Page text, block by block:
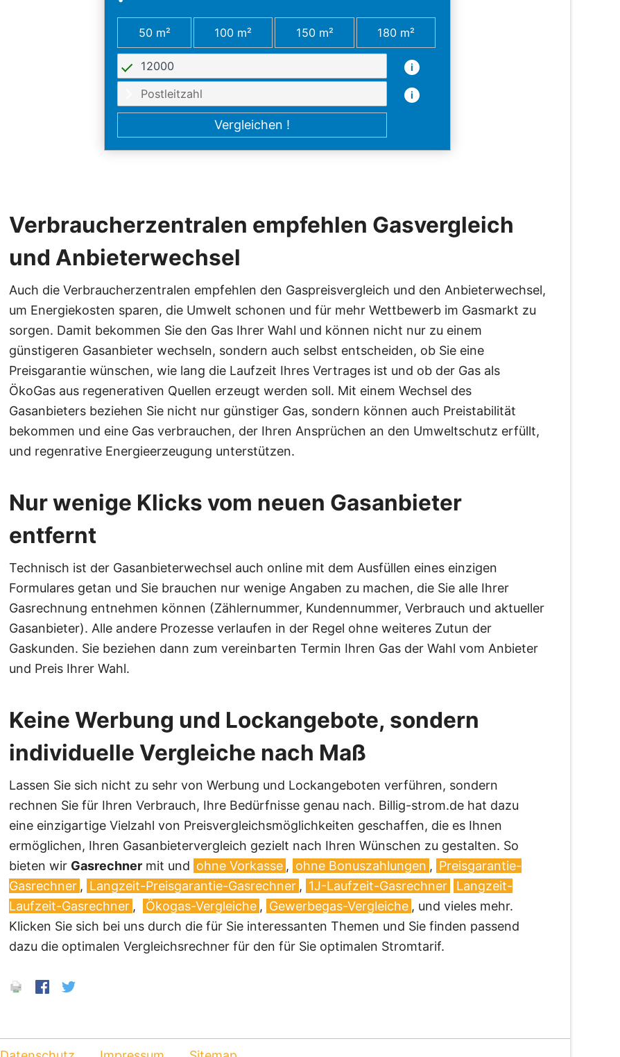
50 m² 100 m² 150 m² 180 m²
i
i
Verbraucherzentralen empfehlen Gasvergleich
und Anbieterwechsel
Auch die Verbraucherzentralen empfehlen den Gaspreisvergleich und den Anbieterwechsel,
um Energiekosten sparen, die Umwelt schonen und für mehr Wettbewerb im Gasmarkt zu
sorgen. Damit bekommen Sie den Gas Ihrer Wahl und können nicht nur zu einem
günstigeren Gasanbieter wechseln, sondern auch selbst entscheiden, ob Sie eine
Preisgarantie wünschen, wie lang die Laufzeit Ihres Vertrages ist und ob der Gas als
ÖkoGas aus regenerativen Quellen erzeugt werden soll. Mit einem Wechsel des
Gasanbieters beziehen Sie nicht nur günstiger Gas, sondern können auch Preistabilität
bekommen und eine Gas verbrauchen, der Ihren Ansprüchen an den Umweltschutz erfüllt,
und regenrative Energieerzeugung unterstützen.
Nur wenige Klicks vom neuen Gasanbieter
entfernt
Technisch ist der Gasanbieterwechsel auch online mit dem Ausfüllen eines einzigen
Formulares getan und Sie brauchen nur wenige Angaben zu machen, die Sie alle Ihrer
Gasrechnung entnehmen können (Zählernummer, Kundennummer, Verbrauch und aktueller
Gasanbieter). Alle andere Prozesse verlaufen in der Regel ohne weiteres Zutun der
Gaskunden. Sie beziehen dann zum vereinbarten Termin Ihren Gas der Wahl vom Anbieter
und Preis Ihrer Wahl.
Keine Werbung und Lockangebote, sondern
individuelle Vergleiche nach Maß
Lassen Sie sich nicht zu sehr von Werbung und Lockangeboten verführen, sondern
rechnen Sie für Ihren Verbrauch, Ihre Bedürfnisse genau nach. Billig-strom.de hat dazu
eine einzigartige Vielzahl von Preisvergleichsmöglichkeiten geschaffen, die es Ihnen
ermöglichen, Ihren Gasanbietervergleich gezielt nach Ihren Wünschen zu gestalten. So
bieten wir Gasrechner mit und ohne Vorkasse , ohne Bonuszahlungen , Preisgarantie-
Gasrechner , Langzeit-Preisgarantie-Gasrechner , 1J-Laufzeit-Gasrechner
Langzeit-
Laufzeit-Gasrechner , Ökogas-Vergleiche , Gewerbegas-Vergleiche , und vieles mehr.
Klicken Sie sich bei uns durch die für Sie interessanten Themen und Sie finden passend
dazu die optimalen Vergleichsrechner für den für Sie optimalen Stromtarif.